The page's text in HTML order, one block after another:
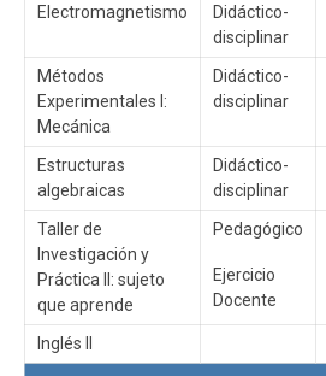
Electromagnetismo
Didáctico-
disciplinar
Métodos
Experimentales I:
Mecánica
Didáctico-
disciplinar
Estructuras
algebraicas
Didáctico-
disciplinar
Taller de
Investigación y
Práctica II: sujeto
que aprende
Pedagógico
Ejercicio
Docente
Inglés II